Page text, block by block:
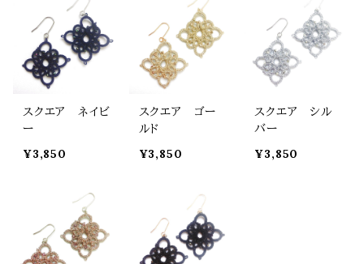
スクエア ネイビ
ー
¥3,850
スクエア ゴー
ルド
¥3,850
スクエア シル
バー
¥3,850